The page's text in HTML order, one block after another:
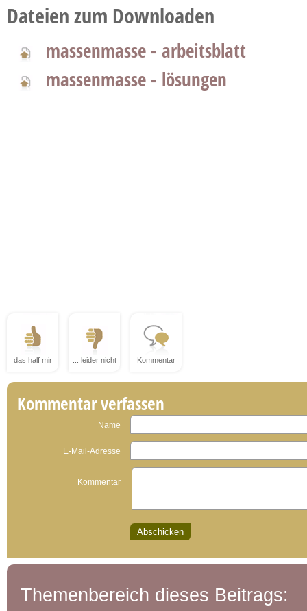
Dateien zum Downloaden
massenmasse - arbeitsblatt
massenmasse - lösungen
das half mir ... leider nicht Kommentar
Kommentar verfassen
Name
E-Mail-Adresse
Kommentar
Themenbereich dieses Beitrags: